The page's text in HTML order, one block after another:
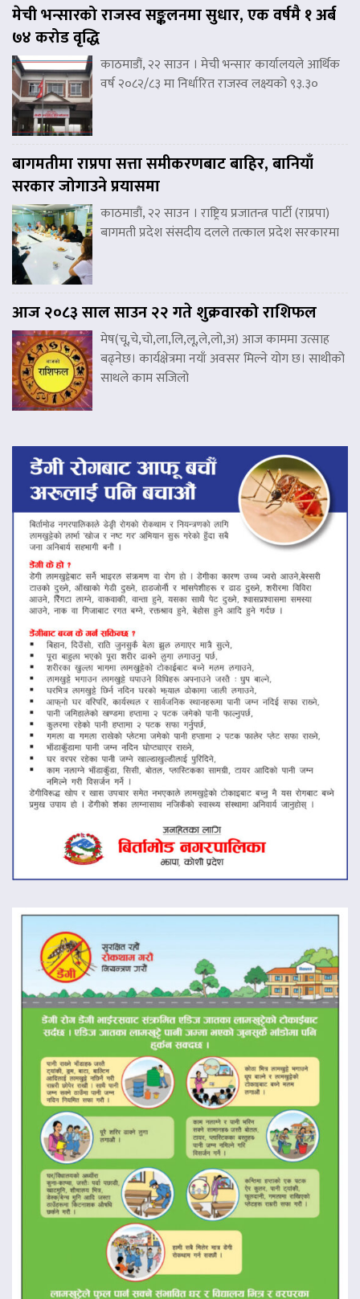
मेची भन्सारको राजस्व सङ्कलनमा सुधार, एक वर्षमै १ अर्ब
७४ करोड वृद्धि
काठमाडौं, २२ साउन । मेची भन्सार कार्यालयले आर्थिक
वर्ष २०८२/८३ मा निर्धारित राजस्व लक्ष्यको ९३.३०
बागमतीमा राप्रपा सत्ता समीकरणबाट बाहिर, बानियाँ
सरकार जोगाउने प्रयासमा
काठमाडौं, २२ साउन । राष्ट्रिय प्रजातन्त्र पार्टी (राप्रपा)
बागमती प्रदेश संसदीय दलले तत्काल प्रदेश सरकारमा
आज २०८३ साल साउन २२ गते शुक्रवारको राशिफल
मेष(चू,चे,चो,ला,लि,लू,ले,लो,अ) आज काममा उत्साह
बढ्नेछ। कार्यक्षेत्रमा नयाँ अवसर मिल्ने योग छ। साथीको
साथले काम सजिलो